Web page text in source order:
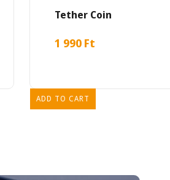
ADD TO CART
Tether Coin
1 990 Ft